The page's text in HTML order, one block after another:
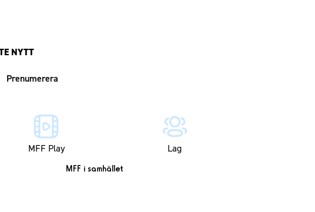
NYTT
MFF Play Lag
MFF i samhället